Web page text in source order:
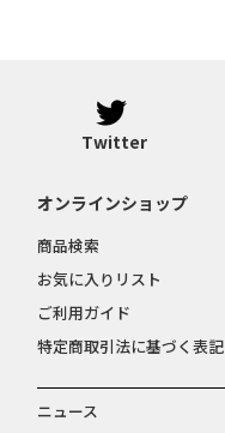
Twitter
ニュース
オンラインショップ
商品検索
お気に入りリスト
ご利用ガイド
特定商取引法に基づく表記